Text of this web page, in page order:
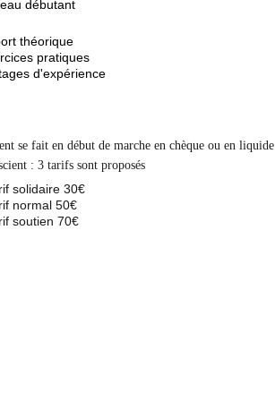
: 3 tarifs sont proposés
solidaire 30€
normal 50€
soutien 70€
se fait en début de marche en chèque ou en liquide
débutant
théorique
pratiques
d'expérience